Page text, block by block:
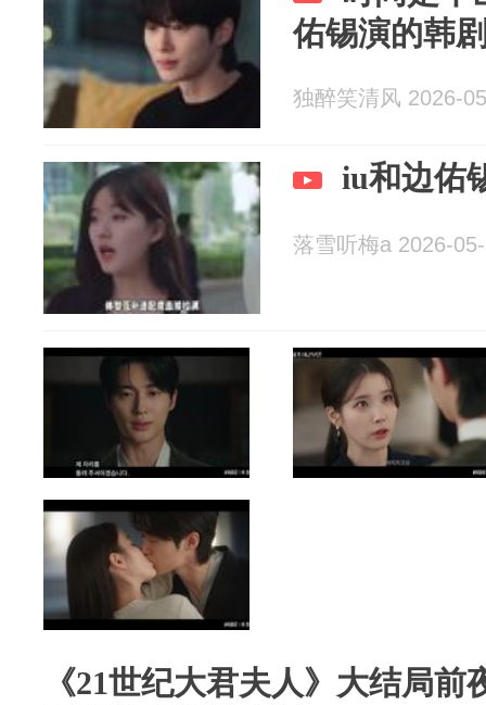
佑锡演的韩
独醉笑清风 2026-
iu和边佑
落雪听梅a 2026-
《21世纪大君夫人》大结局